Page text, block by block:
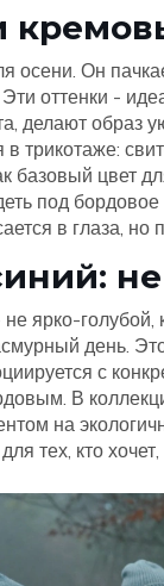
осени. Он
оттенки -
делают образ
трикотаже:
цвет
под
в глаза, но
ярко-
день.
с
В
на
тех, кто